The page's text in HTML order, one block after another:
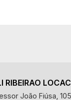
RIBEIRAO
João Fiúsa,